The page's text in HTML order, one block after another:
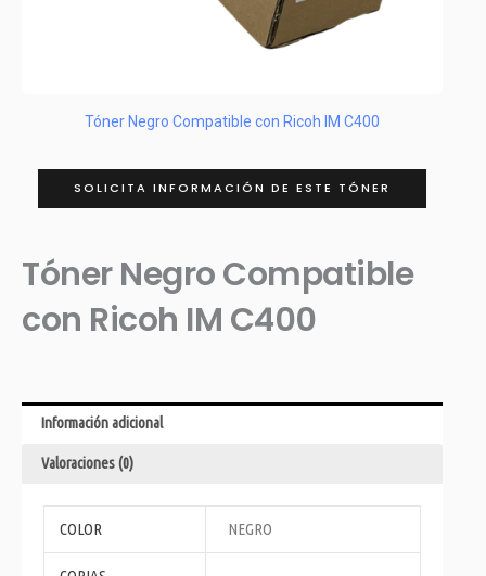
Tóner Negro Compatible con Ricoh IM C400
SOLICITA INFORMACIÓN DE ESTE TÓNER
Tóner Negro Compatible
con Ricoh IM C400
Información adicional
Valoraciones (0)
COLOR NEGRO